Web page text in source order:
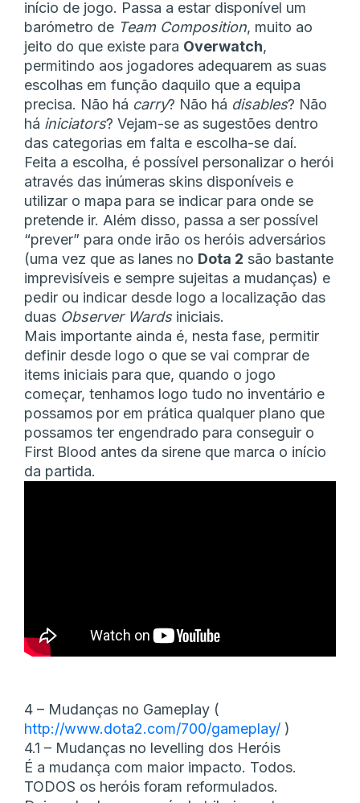
início de jogo. Passa a estar disponível um
barómetro de Team Composition, muito ao
jeito do que existe para Overwatch,
permitindo aos jogadores adequarem as suas
escolhas em função daquilo que a equipa
precisa. Não há carry? Não há disables? Não
há iniciators? Vejam-se as sugestões dentro
das categorias em falta e escolha-se daí.
Feita a escolha, é possível personalizar o herói
através das inúmeras skins disponíveis e
utilizar o mapa para se indicar para onde se
pretende ir. Além disso, passa a ser possível
“prever” para onde irão os heróis adversários
(uma vez que as lanes no Dota 2 são bastante
imprevisíveis e sempre sujeitas a mudanças) e
pedir ou indicar desde logo a localização das
duas Observer Wardsiniciais.
Mais importante ainda é, nesta fase, permitir
definir desde logo o que se vai comprar de
items iniciais para que, quando o jogo
começar, tenhamos logo tudo no inventário e
possamos por em prática qualquer plano que
possamos ter engendrado para conseguir o
First Blood antes da sirene que marca o início
da partida.
4 – Mudanças no Gameplay (
http://www.dota2.com/700/gameplay/ )
4.1 – Mudanças no levelling dos Heróis
É a mudança com maior impacto. Todos.
TODOS os heróis foram reformulados.